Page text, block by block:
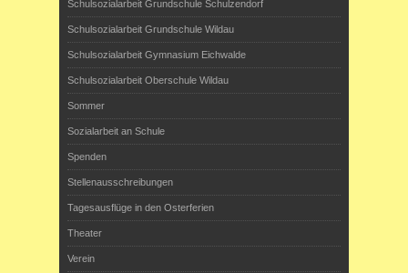
Schulsozialarbeit Grundschule Schulzendorf
Schulsozialarbeit Grundschule Wildau
Schulsozialarbeit Gymnasium Eichwalde
Schulsozialarbeit Oberschule Wildau
Sommer
Sozialarbeit an Schule
Spenden
Stellenausschreibungen
Tagesausflüge in den Osterferien
Theater
Verein